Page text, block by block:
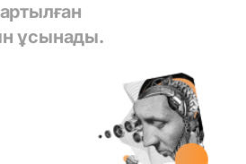
ұсынады.